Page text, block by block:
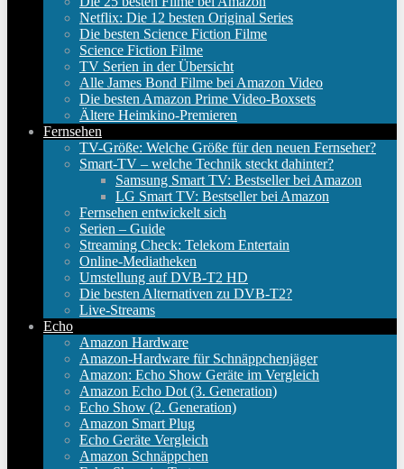
Netflix: Die 12 besten Original Series
Die besten Science Fiction Filme
Science Fiction Filme
TV Serien in der Übersicht
Alle James Bond Filme bei Amazon Video
Die besten Amazon Prime Video-Boxsets
Ältere Heimkino-Premieren
Fernsehen
TV-Größe: Welche Größe für den neuen Fernseher?
Smart-TV – welche Technik steckt dahinter?
Samsung Smart TV: Bestseller bei Amazon
LG Smart TV: Bestseller bei Amazon
Fernsehen entwickelt sich
Serien – Guide
Streaming Check: Telekom Entertain
Online-Mediatheken
Umstellung auf DVB-T2 HD
Die besten Alternativen zu DVB-T2?
Live-Streams
Echo
Amazon Hardware
Amazon-Hardware für Schnäppchenjäger
Amazon: Echo Show Geräte im Vergleich
Amazon Echo Dot (3. Generation)
Echo Show (2. Generation)
Amazon Smart Plug
Echo Geräte Vergleich
Amazon Schnäppchen